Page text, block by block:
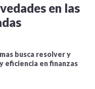
en las
busca resolver y
eficiencia en finanzas